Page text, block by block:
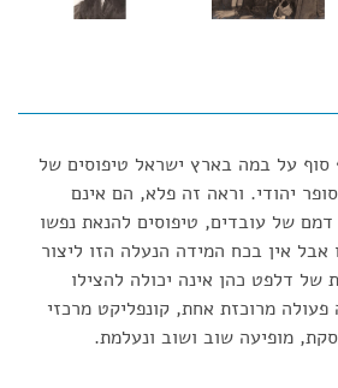
סוף על במה בארץ ישראל טיפוסים של
יהודי. וראה זה פלא, הם אינם
דמם של עובדים, טיפוסים להנאת נפשו
אין בכח המידה הנעלה הזו ליצור
של דלפט כהן אינה יכולה להצילו
מרוכזת אחת, קונפליקט מרכזי
מופיעה שוב ושוב ונעלמת.